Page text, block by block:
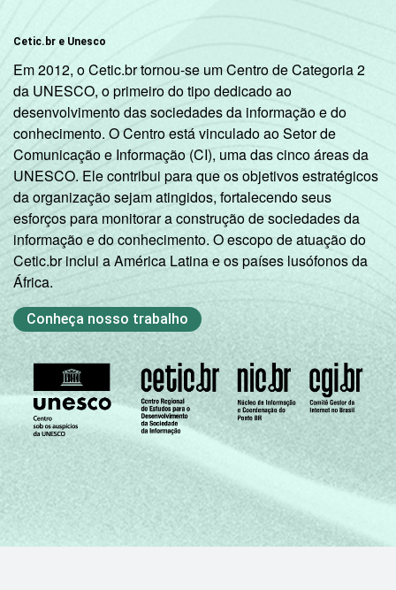
Cetic.br e Unesco
Em 2012, o Cetic.br tornou-se um Centro de Categoria 2
da UNESCO, o primeiro do tipo dedicado ao
desenvolvimento das sociedades da informação e do
conhecimento. O Centro está vinculado ao Setor de
Comunicação e Informação (CI), uma das cinco áreas da
UNESCO. Ele contribui para que os objetivos estratégicos
da organização sejam atingidos, fortalecendo seus
esforços para monitorar a construção de sociedades da
informação e do conhecimento. O escopo de atuação do
Cetic.br inclui a América Latina e os países lusófonos da
África.
Conheça nosso trabalho